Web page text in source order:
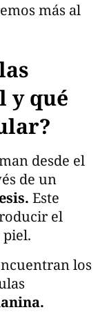
más al
y qué
desde el
de un
Este
el
los